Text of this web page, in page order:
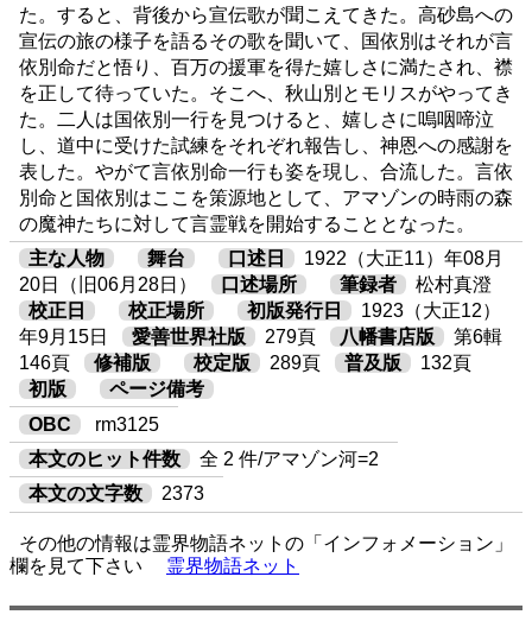
た。すると、背後から宣伝歌が聞こえてきた。高砂島への
宣伝の旅の様子を語るその歌を聞いて、国依別はそれが言
依別命だと悟り、百万の援軍を得た嬉しさに満たされ、襟
を正して待っていた。そこへ、秋山別とモリスがやってき
た。二人は国依別一行を見つけると、嬉しさに嗚咽啼泣
し、道中に受けた試練をそれぞれ報告し、神恩への感謝を
表した。やがて言依別命一行も姿を現し、合流した。言依
別命と国依別はここを策源地として、アマゾンの時雨の森
の魔神たちに対して言霊戦を開始することとなった。
主な人物
舞台 口述日
1922（大正11）年08月
20日（旧06月28日）
口述場所 筆録者
松村真澄
校正日
校正場所 初版発行日
1923（大正12）
年9月15日
愛善世界社版 279頁 八幡書店版
第6輯
146頁
修補版 校定版 289頁 普及版
132頁
初版
ページ備考
OBC
rm3125
本文のヒット件数
全 2 件/アマゾン河=2
本文の文字数
2373
その他の情報は霊界物語ネットの「インフォメーション」
欄を見て下さい
霊界物語ネット